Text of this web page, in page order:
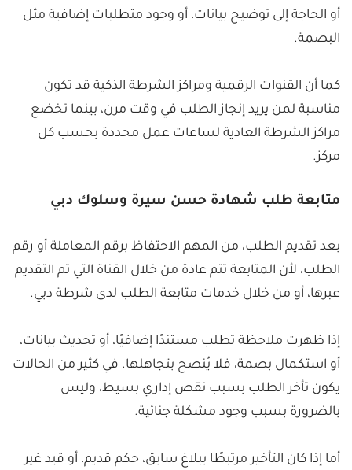
أو الحاجة إلى توضيح بيانات، أو وجود متطلبات إضافية مثل
البصمة.
كما أن القنوات الرقمية ومراكز الشرطة الذكية قد تكون
مناسبة لمن يريد إنجاز الطلب في وقت مرن، بينما تخضع
مراكز الشرطة العادية لساعات عمل محددة بحسب كل
مركز.
متابعة طلب شهادة حسن سيرة وسلوك دبي
بعد تقديم الطلب، من المهم الاحتفاظ برقم المعاملة أو رقم
الطلب، لأن المتابعة تتم عادة من خلال القناة التي تم التقديم
عبرها، أو من خلال خدمات متابعة الطلب لدى شرطة دبي.
إذا ظهرت ملاحظة تطلب مستندًا إضافيًا، أو تحديث بيانات،
أو استكمال بصمة، فلا يُنصح بتجاهلها. في كثير من الحالات
يكون تأخر الطلب بسبب نقص إداري بسيط، وليس
بالضرورة بسبب وجود مشكلة جنائية.
أما إذا كان التأخير مرتبطًا ببلاغ سابق، حكم قديم، أو قيد غير